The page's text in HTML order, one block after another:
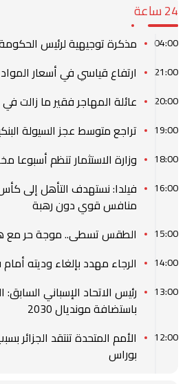
24 ساعة
04:00 مذكرة توجيهية لرئيس
21:00 ارتفاع قياسي في أسعار المواد
20:00 عائلة المهاجر فقير ما زالت في
19:00 تراجع متوسط عجز السيولة البنكية ب2.7
18:00 وزارة الاستثمار تنظم أسبوعا
16:00
فيلدا: نستهدف التأهل إلى
منافس قوي دون رهبة
15:00 الطقس تسطى.. موجة حر مع
14:00 الرجاء مهدد بإلغاء وديته
13:00
رئيس الاتحاد الإسباني
باستضافة مونديال 2030
12:00
الأمم المتحدة تنتقد الجزائر
بوراس